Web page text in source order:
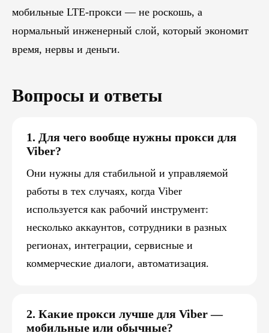
мобильные LTE-прокси — не роскошь, а
нормальный инженерный слой, который экономит
время, нервы и деньги.
Вопросы и ответы
1. Для чего вообще нужны прокси для
Viber?
Они нужны для стабильной и управляемой
работы в тех случаях, когда Viber
используется как рабочий инструмент:
несколько аккаунтов, сотрудники в разных
регионах, интеграции, сервисные и
коммерческие диалоги, автоматизация.
2. Какие прокси лучше для Viber —
мобильные или обычные?